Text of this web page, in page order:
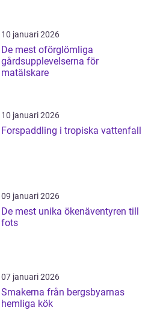
10 januari 2026
De mest oförglömliga
gårdsupplevelserna för
matälskare
10 januari 2026
Forspaddling i tropiska vattenfall
09 januari 2026
De mest unika ökenäventyren till
fots
07 januari 2026
Smakerna från bergsbyarnas
hemliga kök